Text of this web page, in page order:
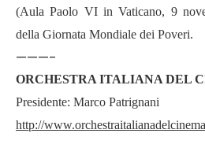
(Aula Paolo VI in Vaticano, 9
della Giornata Mondiale dei Poveri.
———-
ORCHESTRA ITALIANA DEL
Presidente: Marco Patrignani
http://